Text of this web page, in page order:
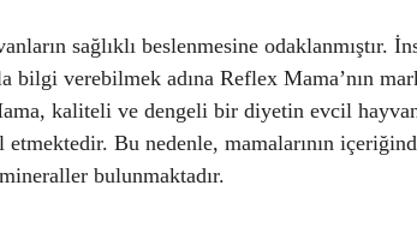
sağlıklı beslenmesine odaklanmıştır.
bilgi verebilmek adına Reflex Mama’nın
kaliteli ve dengeli bir diyetin evcil
Bu nedenle, mamalarının
bulunmaktadır.